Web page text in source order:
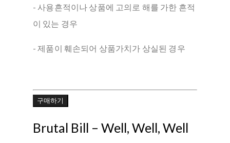
- 사용흔적이나 상품에 고의로 해를 가한 흔적
이 있는 경우
- 제품이 훼손되어 상품가치가 상실된 경우
구매하기
Brutal Bill ‎– Well, Well, Well